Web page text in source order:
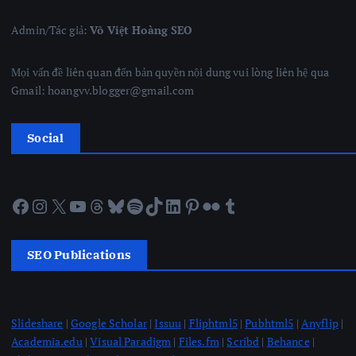
Admin/Tác giả:Võ Việt Hoàng SEO
Mọi vấn đề liên quan đến bản quyền nội dung vui lòng liên hệ qua
Gmail: hoangvv.blogger@gmail.com
Social
Facebook Instagram X YouTube Threads Bluesky Spotify TikTok LinkedIn Pinterest Flickr Tumblr
SEO Publications
Slideshare | Google Scholar|Issuu | Fliphtml5|Pubhtml5 | Anyflip|
Academia.edu|Visual Paradigm | Files.fm| Scribd | Behance|